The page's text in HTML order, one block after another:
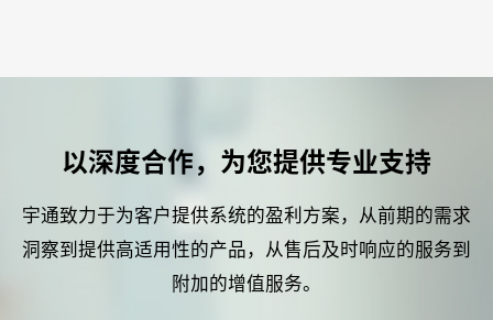
以深度合作，为您提供专业支持
宇通致力于为客户提供系统的盈利方案，从前期的需求
洞察到提供高适用性的产品，从售后及时响应的服务到
附加的增值服务。